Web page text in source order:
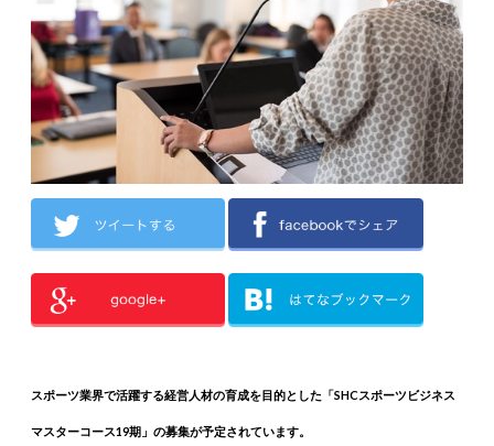
スポーツ業界で活躍する経営人材の育成を目的とした「SHCスポーツビジネス
マスターコース19期」の募集が予定されています。